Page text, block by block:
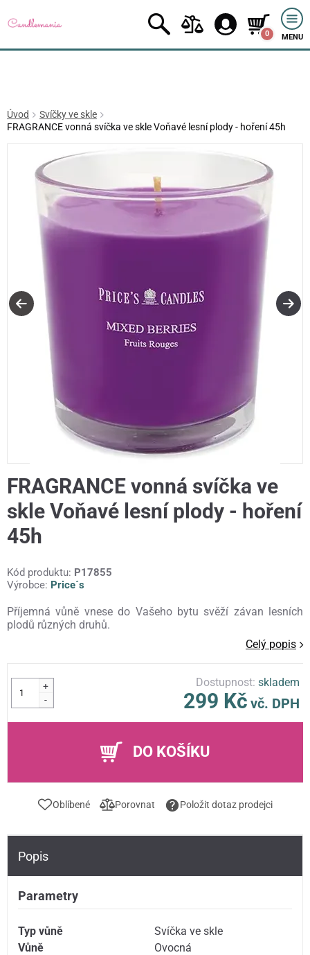
0 MENU
Úvod
Svíčky ve skle
FRAGRANCE vonná svíčka ve skle Voňavé lesní plody - hoření 45h
FRAGRANCE vonná svíčka ve
skle Voňavé lesní plody - hoření
45h
Kód produktu: P17855
Výrobce: Price´s
Příjemná vůně vnese do Vašeho bytu svěží závan lesních
plodů různých druhů.
Celý popis
+
-
Dostupnost:skladem
299 Kč vč. DPH
DO KOŠÍKU
Oblíbené Porovnat Položit dotaz prodejci
Popis
Parametry
Typ vůně
Svíčka ve skle
Vůně
Ovocná